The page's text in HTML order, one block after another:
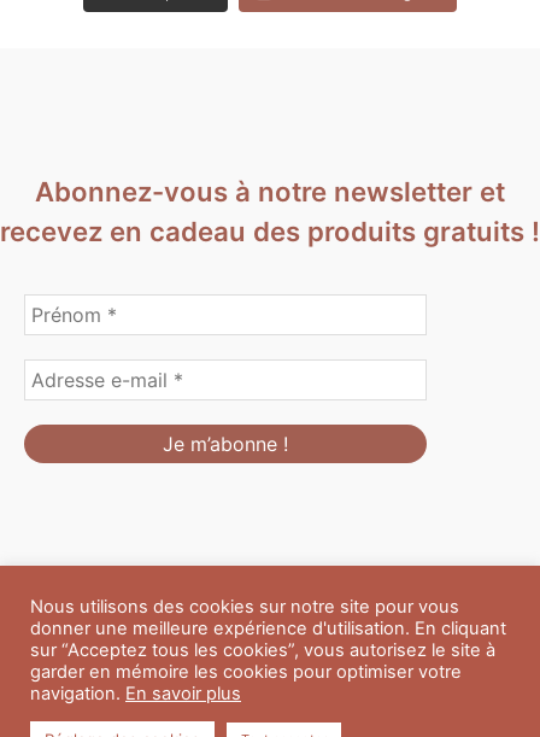
Abonnez-vous à notre newsletter et
recevez en cadeau des produits gratuits !
Formulaire de personnalisation Contact
Boutique
Blog
CGV
Mentions Légales
Politique de confidentialité
A propos
Copyright © 2026 Du Soleil et des Paillettes
Nous utilisons des cookies sur notre site pour vous
donner une meilleure expérience d'utilisation. En cliquant
sur “Acceptez tous les cookies”, vous autorisez le site à
garder en mémoire les cookies pour optimiser votre
navigation. En savoir plus